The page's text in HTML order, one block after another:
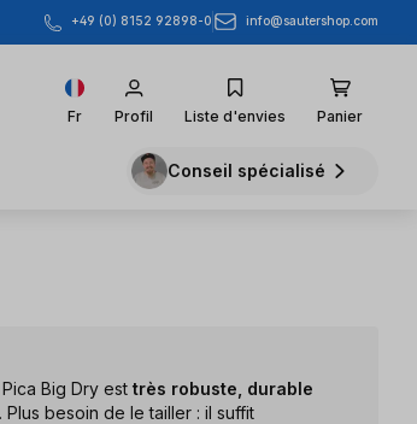
+49 (0) 8152 92898-0 info@sautershop.com
Fr Profil Liste d'envies Panier
Conseil spécialisé
Big Dry est très robuste, durable
. Plus besoin de le tailler : il suffit